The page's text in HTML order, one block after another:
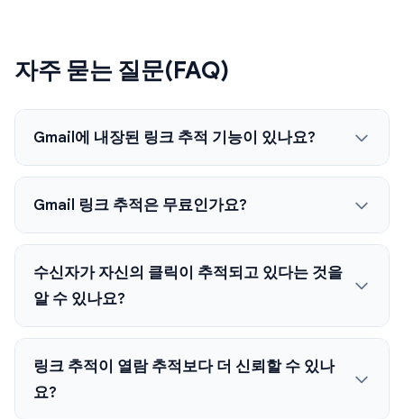
자주 묻는 질문(FAQ)
Gmail에 내장된 링크 추적 기능이 있나요?
Gmail 링크 추적은 무료인가요?
수신자가 자신의 클릭이 추적되고 있다는 것을
알 수 있나요?
링크 추적이 열람 추적보다 더 신뢰할 수 있나
요?